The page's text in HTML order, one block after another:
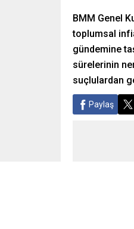
BMM Genel
toplumsal
gündemine
sürelerinin
suçlulardan
Paylaş